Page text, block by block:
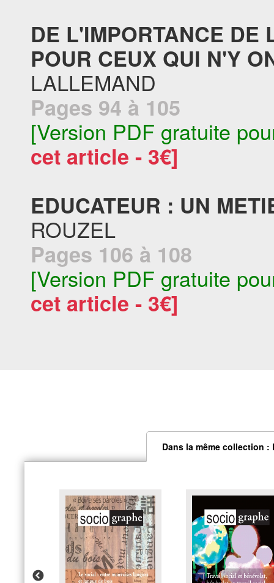
DE L'IMPORTANCE DE
POUR CEUX QUI N'Y
LALLEMAND
Pages 94 à 105
[Version PDF gratuite
cet article - 3€]
EDUCATEUR : UN
ROUZEL
Pages 106 à 108
[Version PDF gratuite
cet article - 3€]
Dans la même collection